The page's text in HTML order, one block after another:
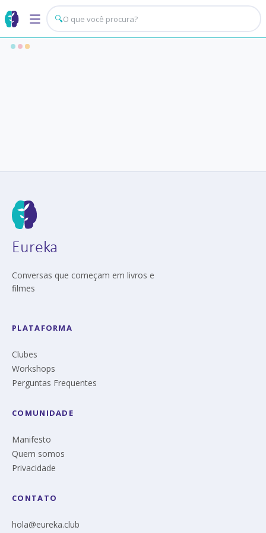
🔍
Eureka
Conversas que começam em livros e
filmes
PLATAFORMA
Clubes
Workshops
Perguntas Frequentes
COMUNIDADE
Manifesto
Quem somos
Privacidade
CONTATO
hola@eureka.club